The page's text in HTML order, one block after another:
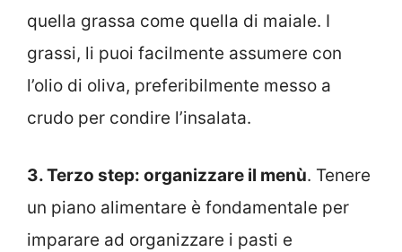
quella grassa come quella di maiale. I
grassi, li puoi facilmente assumere con
l’olio di oliva, preferibilmente messo a
crudo per condire l’insalata.
3. Terzo step: organizzare il menù. Tenere
un piano alimentare è fondamentale per
imparare ad organizzare i pasti e